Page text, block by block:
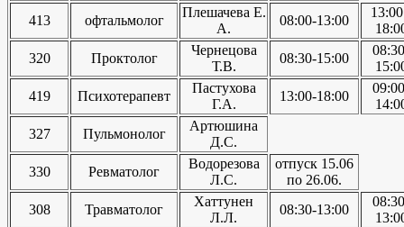
413 офтальмолог
Плешачева Е.
А.
08:00-13:00
320
Проктолог
Чернецова
Т.В.
08:30-15:00
419
Психотерапевт
Пастухова
Г.А.
13:00-18:00
327
Пульмонолог
Артюшина
Д.С.
330
Ревматолог
Водорезова
Л.С.
отпуск 15.06
по 26.06.
308
Травматолог
Хаттунен
Л.Л.
08:30-13:00